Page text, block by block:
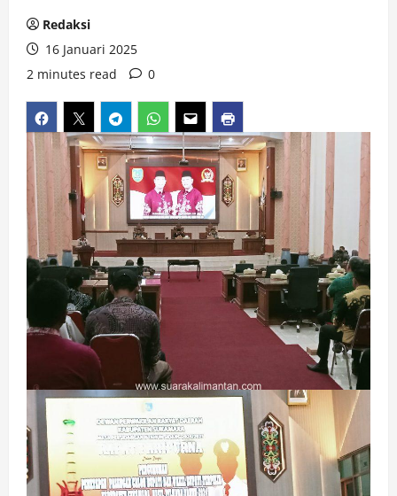
Redaksi
16 Januari 2025
2 minutes read
0